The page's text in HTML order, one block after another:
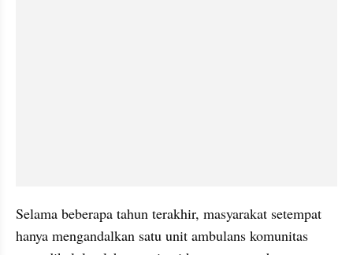
Selama beberapa tahun terakhir, masyarakat setempat
hanya mengandalkan satu unit ambulans komunitas